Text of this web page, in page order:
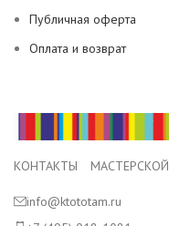
Публичная оферта
Оплата и возврат
КОНТАКТЫ МАСТЕРСКОЙ
info@ktototam.ru